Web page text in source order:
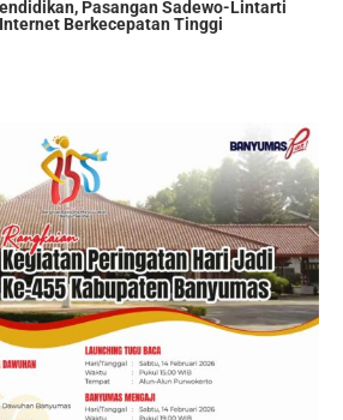
Pasangan Sadewo-Lintarti
Berkecepatan Tinggi